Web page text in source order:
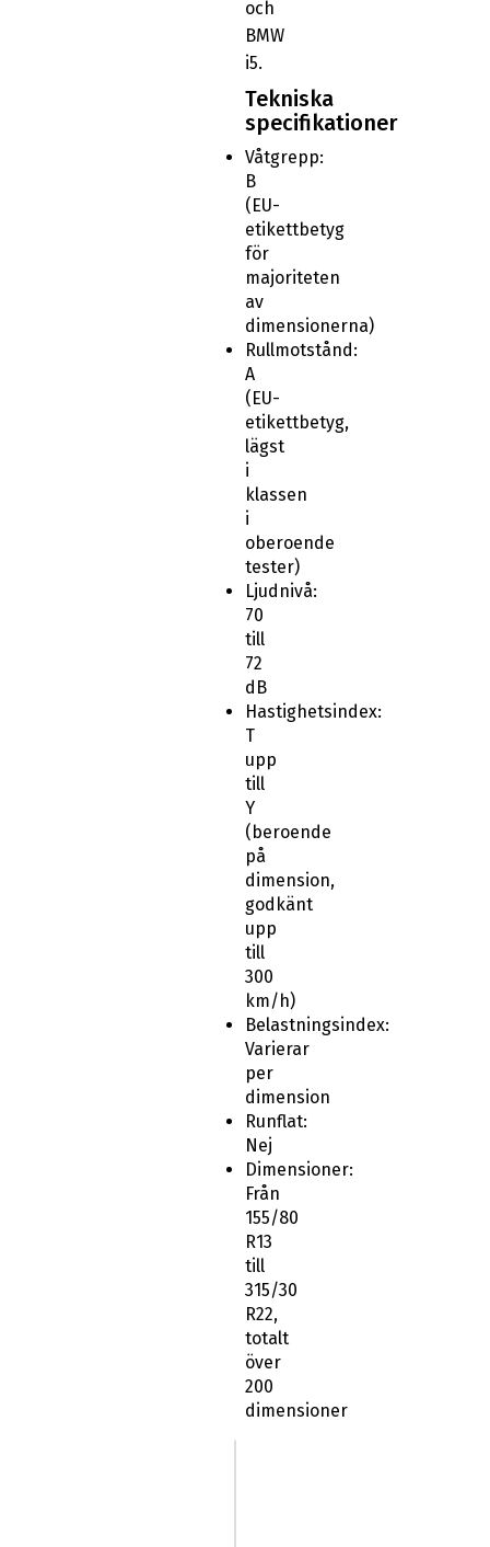
och
BMW
i5.
Tekniska
specifikationer
Våtgrepp:
B
(EU-
etikettbetyg
för
majoriteten
av
dimensionerna)
Rullmotstånd:
A
(EU-
etikettbetyg,
lägst
i
klassen
i
oberoende
tester)
Ljudnivå:
70
till
72
dB
Hastighetsindex:
T
upp
till
Y
(beroende
på
dimension,
godkänt
upp
till
300
km/h)
Belastningsindex:
Varierar
per
dimension
Runflat:
Nej
Dimensioner:
Från
155/80
R13
till
315/30
R22,
totalt
över
200
dimensioner